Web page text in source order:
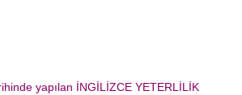
yapılan İNGİLİZCE YETERLİLİK